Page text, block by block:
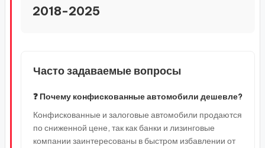
2018-2025
Часто задаваемые вопросы
❓ Почему конфискованные автомобили дешевле?
Конфискованные и залоговые автомобили продаются
по сниженной цене, так как банки и лизинговые
компании заинтересованы в быстром избавлении от